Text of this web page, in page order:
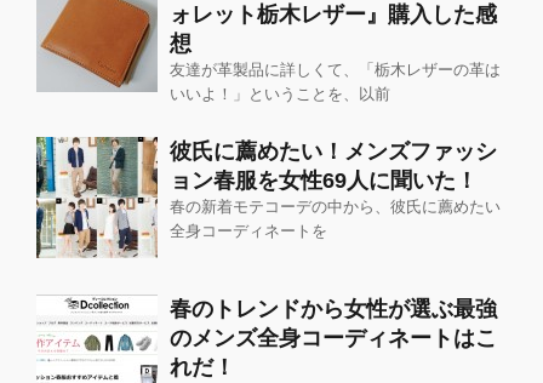
ォレット栃木レザー』購入した感
想
友達が革製品に詳しくて、「栃木レザーの革は
いいよ！」ということを、以前
彼氏に薦めたい！メンズファッシ
ョン春服を女性69人に聞いた！
春の新着モテコーデの中から、彼氏に薦めたい
全身コーディネートを
春のトレンドから女性が選ぶ最強
のメンズ全身コーディネートはこ
れだ！